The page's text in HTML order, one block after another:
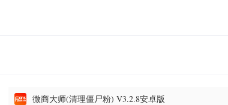
微商大师(清理僵尸粉) V3.2.8安卓版